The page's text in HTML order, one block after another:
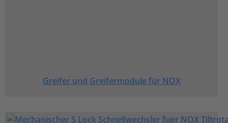
Greifer und Greifermodule für NOX